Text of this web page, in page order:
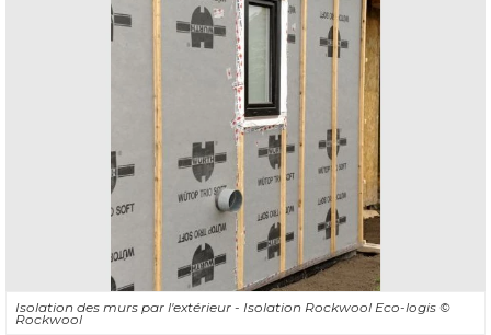
Isolation des murs par l'extérieur - Isolation Rockwool Eco-logis ©
Rockwool